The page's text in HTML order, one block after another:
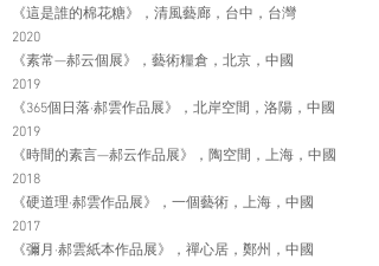
《這是誰的棉花糖》，清風藝廊，台中，台灣
2020
《素常—郝云個展》，藝術糧倉，北京，中國
2019
《365個日落·郝雲作品展》，北岸空間，洛陽，中國
2019
《時間的素言—郝云作品展》，陶空間，上海，中國
2018
《硬道理·郝雲作品展》，一個藝術，上海，中國
2017
《彌月·郝雲紙本作品展》，禪心居，鄭州，中國